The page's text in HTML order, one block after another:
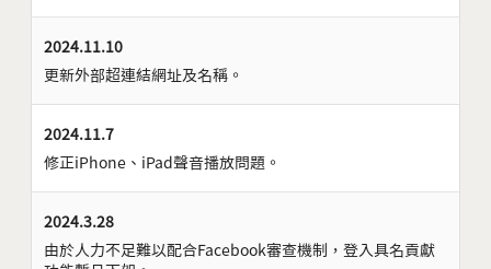
2024.11.10
更新外部超連結網址及名稱。
2024.11.7
修正iPhone、iPad聲音播放問題。
2024.3.28
由於人力不足難以配合Facebook審查機制，登入具名貢獻